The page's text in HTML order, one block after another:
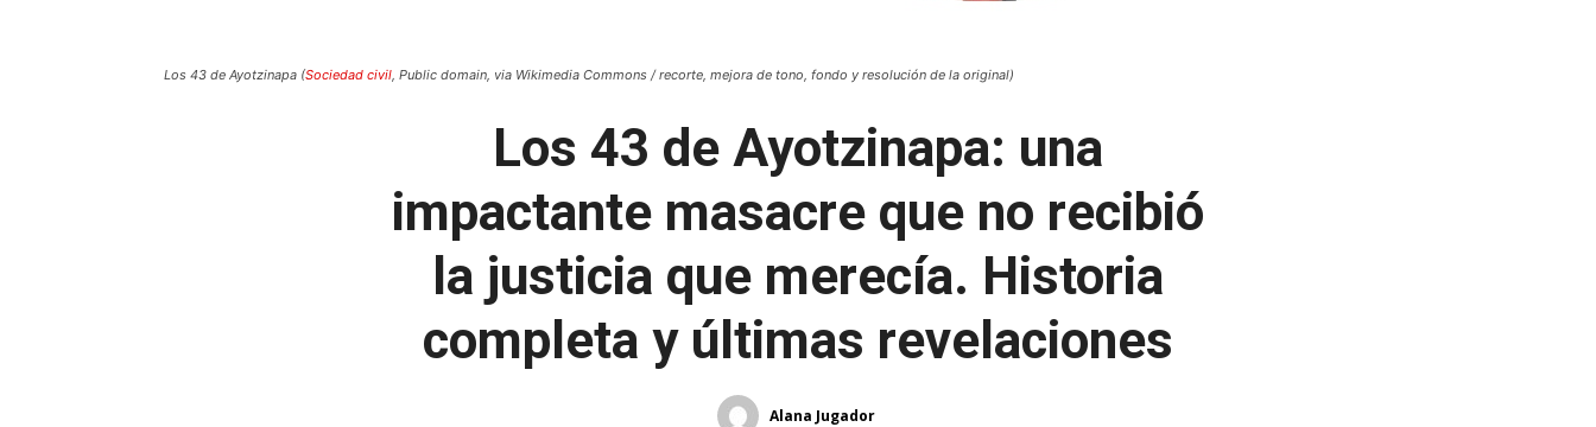
Los 43 de Ayotzinapa (Sociedad civil, Public domain, via Wikimedia Commons / recorte, mejora de tono, fondo y resolución de la original)
Los 43 de Ayotzinapa: una
impactante masacre que no recibió
la justicia que merecía. Historia
completa y últimas revelaciones
Alana Jugador